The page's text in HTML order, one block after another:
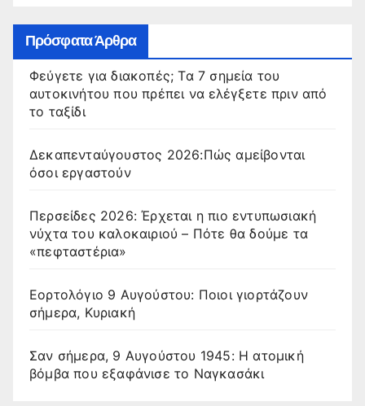
Πρόσφατα Άρθρα
Φεύγετε για διακοπές; Τα 7 σημεία του
αυτοκινήτου που πρέπει να ελέγξετε πριν από
το ταξίδι
Δεκαπενταύγουστος 2026:Πώς αμείβονται
όσοι εργαστούν
Περσείδες 2026: Έρχεται η πιο εντυπωσιακή
νύχτα του καλοκαιριού – Πότε θα δούμε τα
«πεφταστέρια»
Εορτολόγιο 9 Αυγούστου: Ποιοι γιορτάζουν
σήμερα, Κυριακή
Σαν σήμερα, 9 Αυγούστου 1945: Η ατομική
βόμβα που εξαφάνισε το Ναγκασάκι